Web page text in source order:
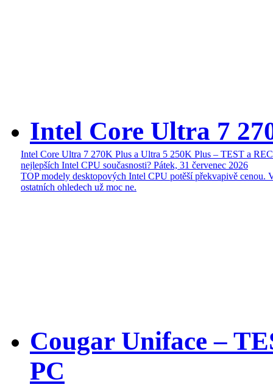
Intel Core Ultra 7
Intel Core Ultra 7 270K Plus a Ultra 5 250K Plus – TEST a
nejlepších Intel CPU současnosti? Pátek, 31 červenec 2026
TOP modely desktopových Intel CPU potěší překvapivě cenou.
ostatních ohledech už moc ne.
Cougar Uniface –
PC